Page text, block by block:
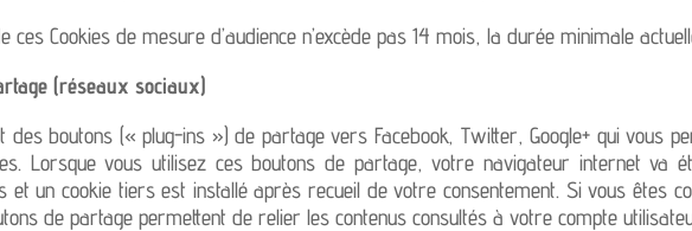
ces Cookies de mesure d’audience n’excède pas 14 mois, la durée minimale
(réseaux sociaux)
des boutons (« plug-ins ») de partage vers Facebook, Twitter, Google+ qui vous
Lorsque vous utilisez ces boutons de partage, votre navigateur internet va
et un cookie tiers est installé après recueil de votre consentement. Si vous êtes
de partage permettent de relier les contenus consultés à votre compte